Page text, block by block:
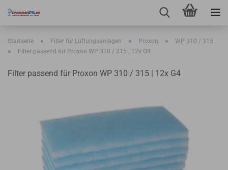
Startseite » Filter für Lüftungsanlagen » Proxon » WP 310 / 315
» Filter passend für Proxon WP 310 / 315 | 12x G4
Filter passend für Proxon WP 310 / 315 | 12x G4